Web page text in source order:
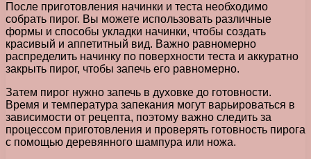
После приготовления начинки и теста необходимо
собрать пирог. Вы можете использовать различные
формы и способы укладки начинки, чтобы создать
красивый и аппетитный вид. Важно равномерно
распределить начинку по поверхности теста и аккуратно
закрыть пирог, чтобы запечь его равномерно.
Затем пирог нужно запечь в духовке до готовности.
Время и температура запекания могут варьироваться в
зависимости от рецепта, поэтому важно следить за
процессом приготовления и проверять готовность пирога
с помощью деревянного шампура или ножа.